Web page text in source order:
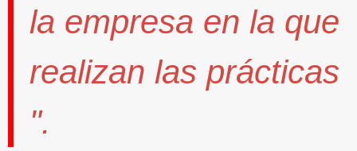
la empresa en la que
realizan las prácticas
".